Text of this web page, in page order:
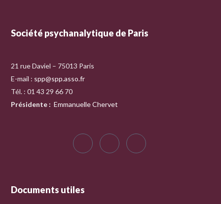
Société psychanalytique de Paris
21 rue Daviel – 75013 Paris
E-mail : spp@spp.asso.fr
Tél. : 01 43 29 66 70
Présidente : Emmanuelle Chervet
Documents utiles